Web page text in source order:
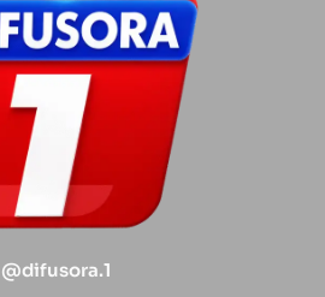
@difusora.1